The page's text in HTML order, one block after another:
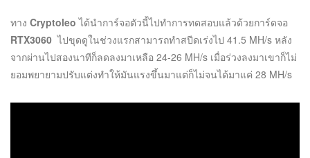
ทาง Cryptoleo ได้นำการ์จอตัวนี้ไปทำการทดสอบแล้วด้วยการ์ดจอ
RTX3060 ไปขุดดูในช่วงแรกสามารถทำสปีดเร่งไป 41.5 MH/s หลัง
จากผ่านไปสองนาทีก็ลดลงมาเหลือ 24-26 MH/s เมื่อร่วงลงมาเขาก็ไม่
ยอมพยายามปรับแต่งทำให้มันแรงขึ้นมาแต่ก็ไม่จนได้มาแค่ 28 MH/s